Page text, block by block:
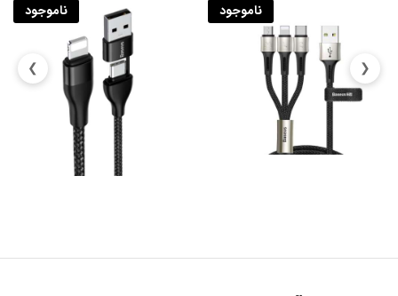
ناموجود ناموجود
❯ ❮